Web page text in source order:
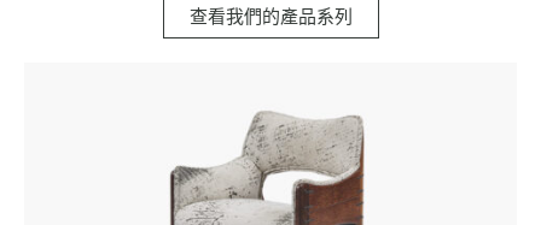
查看我們的產品系列